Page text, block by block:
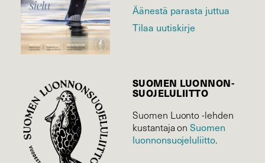
Äänestä parasta juttua
Tilaa uutiskirje
SUOMEN LUONNON­
SUOJELU­LIITTO
Suomen Luonto -lehden
kustantaja onSuomen
luonnonsuojelu­liitto.